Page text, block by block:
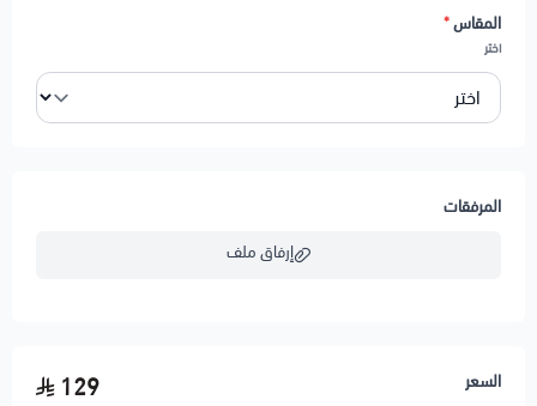
المقاس*
اختر
المرفقات
إرفاق ملف
السعر 129